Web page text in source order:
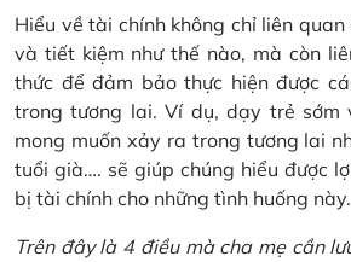
Hiểu về tài chính không chỉ liên
và tiết kiệm như thế nào, mà còn
thức để đảm bảo thực hiện được
trong tương lai. Ví dụ, dạy trẻ sớm
mong muốn xảy ra trong tương lai
tuổi già…. sẽ giúp chúng hiểu được
bị tài chính cho những tình huống này.
Trên đây là 4 điều mà cha mẹ cần